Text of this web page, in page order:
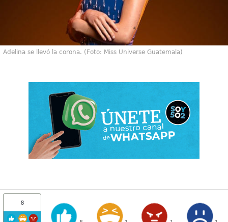
Adelina se llevó la corona. (Foto: Miss Universe Guatemala)
8